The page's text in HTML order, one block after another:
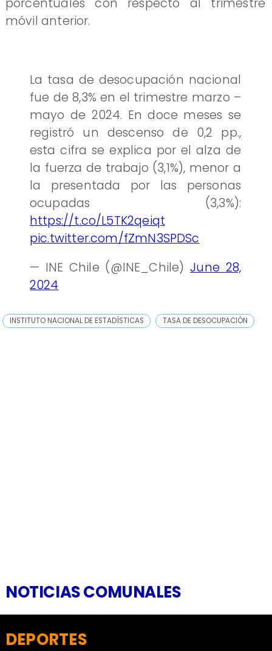
porcentuales con respecto al trimestre
móvil anterior.
La tasa de desocupación nacional
fue de 8,3% en el trimestre marzo –
mayo de 2024. En doce meses se
registró un descenso de 0,2 pp.,
esta cifra se explica por el alza de
la fuerza de trabajo (3,1%), menor a
la presentada por las personas
ocupadas (3,3%):
https://t.co/L5TK2qeiqt
pic.twitter.com/fZmN3SPDSc
— INE Chile (@INE_Chile)June 28,
2024
INSTITUTO NACIONAL DE ESTADÍSTICAS TASA DE DESOCUPACIÓN
NOTICIAS COMUNALES
DEPORTES